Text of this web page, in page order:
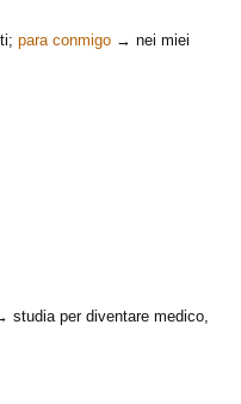
para conmigo → nei miei
studia per diventare medico,